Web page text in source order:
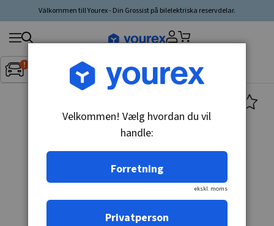
Välkommen till Yourex - Din Grossist på bilelektriska reservdelar.
Inget fordon valt▼
Søg
produkt,
producent,
Velkommen! Vælg hvordan du vil
handle:
Forretning
ekskl. moms
Privatperson